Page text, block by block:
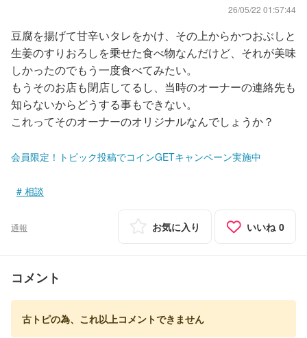
26/05/22 01:57:44
豆腐を揚げて甘辛いタレをかけ、その上からかつおぶしと
生姜のすりおろしを乗せた食べ物なんだけど、それが美味
しかったのでもう一度食べてみたい。
もうそのお店も閉店してるし、当時のオーナーの連絡先も
知らないからどうする事もできない。
これってそのオーナーのオリジナルなんでしょうか？
会員限定！トピック投稿でコインGETキャンペーン実施中
相談
通報 お気に入り いいね 0
コメント
古トピの為、これ以上コメントできません